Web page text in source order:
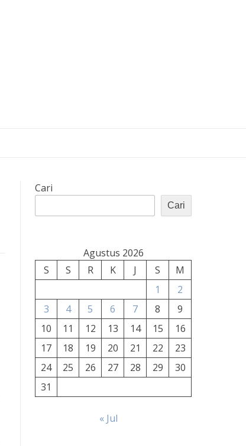
Cari
Cari
Agustus 2026
S
S R K J S
M
1
2
3
4 5 6 7 8
9
10
11 12 13 14 15
16
17
18 19 20 21 22
23
24
25 26 27 28 29
30
31
« Jul